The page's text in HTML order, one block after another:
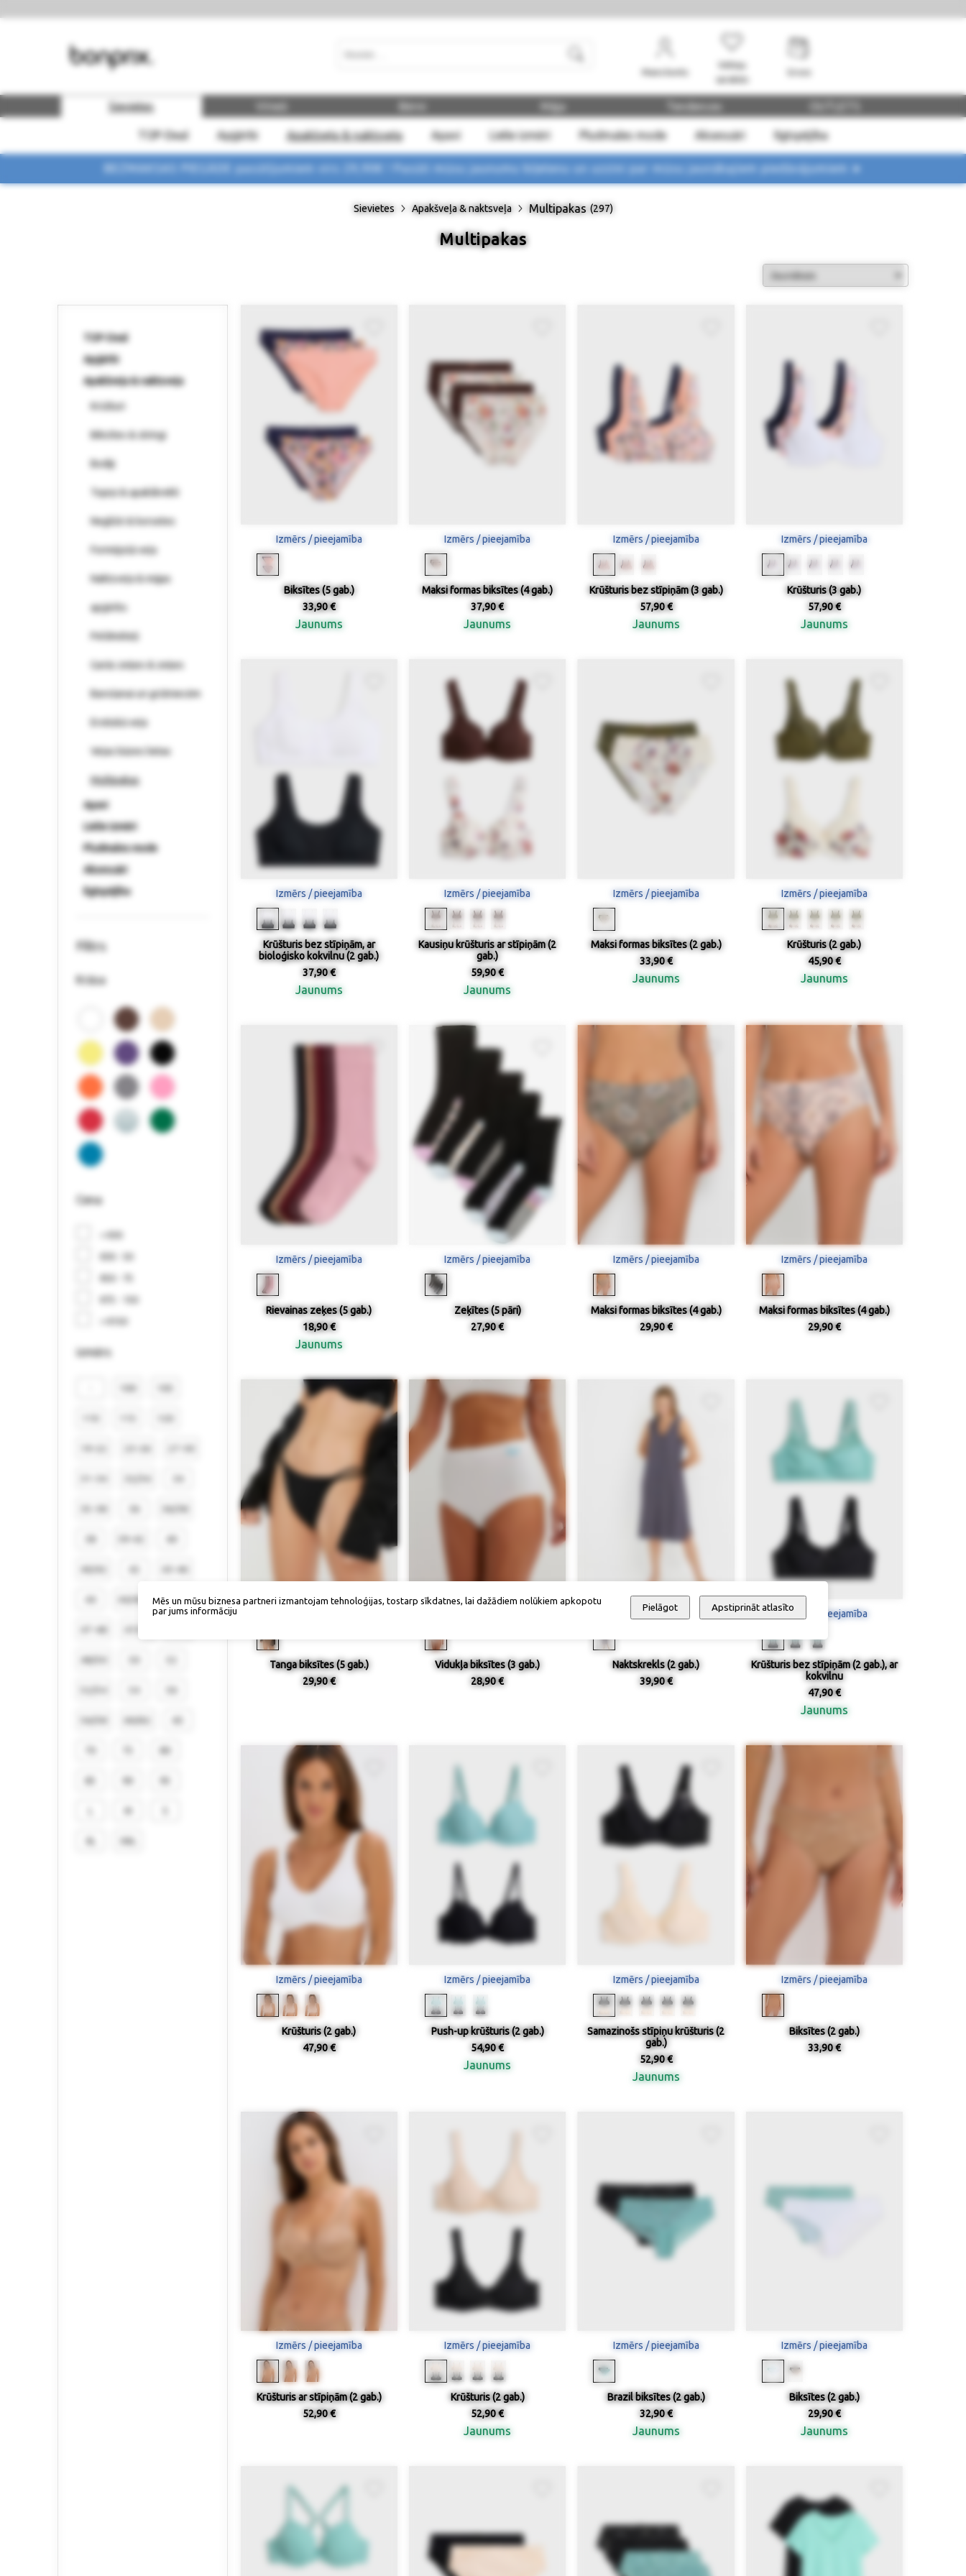
Mans konts
Vēlmju
saraksts
Sievietes
TOP-Deal Apģērbi Apakšveļa & naktsveļa Apavi Lielie izmēri Pludmales mode Aksesuāri Ilgtspējība
Vīrieši Māja Tendences
BEZMAKSAS PIEGĀDE pasūtījumiem virs 29,90€ ! Pasūti mūsu jaunumu biļetenu un uzzini par mūsu jaunākajiem piedāvājumiem ➤
Sievietes Apakšveļa & naktsveļa Multipakas (297)
Multipakas
TOP-Deal
Apģērbi
Apakšveļa & naktsveļa
Krūšturi
Biksītes & stringi
Bodiji
Topiņi & apakškrekli
Negližē & korsetes
Formējošā veļa
Naktsveļa & mājas
apģērbs
Peldmēteļi
Garās zeķes & zeķes
Barošanai un grūtniecēm
Erotiskā veļa
Veļas bāzes lietas
Multipakas
Apavi
Lielie izmēri
Pludmales mode
Aksesuāri
Ilgtspējība
Filtrs
Krāsa
Cena
< €30
€30 - 50
€50 - 75
€75 - 150
> €150
izmērs
46
Izmērs / pieejamība
Biksītes (5 gab.)
33,90 €
Jaunums
Izmērs / pieejamība
Maksi formas biksītes (4 gab.)
37,90 €
Jaunums
Izmērs / pieejamība
Krūšturis bez stīpiņām (3 gab.)
57,90 €
Jaunums
Izmērs / pieejamība
Krūšturis (3 gab.)
57,90 €
Jaunums
Izmērs / pieejamība
Krūšturis bez stīpiņām, ar
bioloģisko kokvilnu (2 gab.)
37,90 €
Jaunums
Izmērs / pieejamība
Kausiņu krūšturis ar stīpiņām (2
gab.)
59,90 €
Jaunums
Izmērs / pieejamība
Maksi formas biksītes (2 gab.)
33,90 €
Jaunums
Izmērs / pieejamība
Krūšturis (2 gab.)
45,90 €
Jaunums
Izmērs / pieejamība
Rievainas zeķes (5 gab.)
18,90 €
Jaunums
Izmērs / pieejamība
Zeķītes (5 pāri)
27,90 €
Izmērs / pieejamība
Maksi formas biksītes (4 gab.)
29,90 €
Izmērs / pieejamība
Maksi formas biksītes (4 gab.)
29,90 €
Tanga biksītes (5 gab.)
29,90 €
Vidukļa biksītes (3 gab.)
28,90 €
Izmērs / pieejamība
Naktskrekls (2 gab.)
39,90 €
Izmērs / pieejamība
Krūšturis bez stīpiņām (2 gab.), ar
kokvilnu
47,90 €
Jaunums
Izmērs / pieejamība
Krūšturis (2 gab.)
47,90 €
Izmērs / pieejamība
Push-up krūšturis (2 gab.)
54,90 €
Jaunums
Izmērs / pieejamība
Samazinošs stīpiņu krūšturis (2
gab.)
52,90 €
Jaunums
Izmērs / pieejamība
Biksītes (2 gab.)
33,90 €
Izmērs / pieejamība
Krūšturis ar stīpiņām (2 gab.)
52,90 €
Izmērs / pieejamība
Krūšturis (2 gab.)
52,90 €
Jaunums
Izmērs / pieejamība
Brazil biksītes (2 gab.)
32,90 €
Jaunums
Izmērs / pieejamība
Biksītes (2 gab.)
29,90 €
Jaunums
Mēs un mūsu biznesa partneri izmantojam tehnoloģijas, tostarp sīkdatnes, lai dažādiem nolūkiem apkopotu
par jums informāciju
Pielāgot Apstiprināt atlasīto